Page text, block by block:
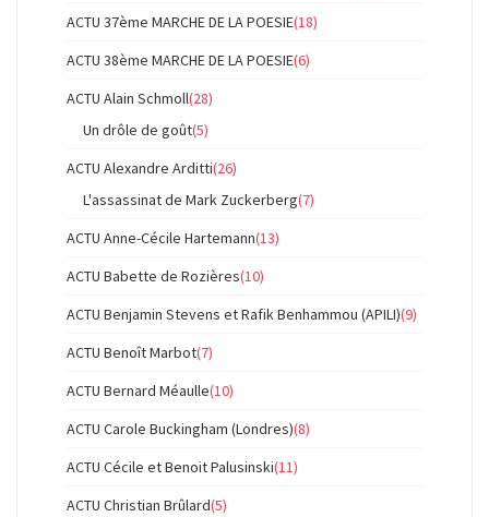
ACTU 37ème MARCHE DE LA POESIE(18)
ACTU 38ème MARCHE DE LA POESIE(6)
ACTU Alain Schmoll(28)
Un drôle de goût(5)
ACTU Alexandre Arditti(26)
L'assassinat de Mark Zuckerberg(7)
ACTU Anne-Cécile Hartemann(13)
ACTU Babette de Rozières(10)
ACTU Benjamin Stevens et Rafik Benhammou (APILI)(9)
ACTU Benoît Marbot(7)
ACTU Bernard Méaulle(10)
ACTU Carole Buckingham (Londres)(8)
ACTU Cécile et Benoit Palusinski(11)
ACTU Christian Brûlard(5)